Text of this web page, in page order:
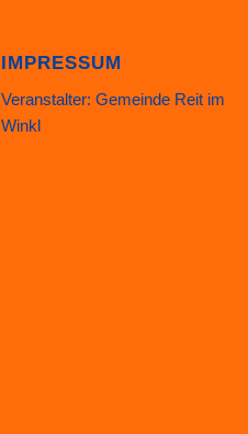
IMPRESSUM
Veranstalter: Gemeinde Reit im
Winkl